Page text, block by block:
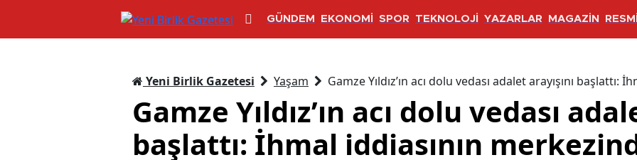
GÜNDEM EKONOMİ SPOR TEKNOLOJİ YAZARLAR MAGAZİN
Yeni Birlik Gazetesi Yaşam Gamze Yıldız’ın acı dolu vedası adalet arayışını
Gamze Yıldız’ın acı dolu vedası
başlattı: İhmal iddiasının